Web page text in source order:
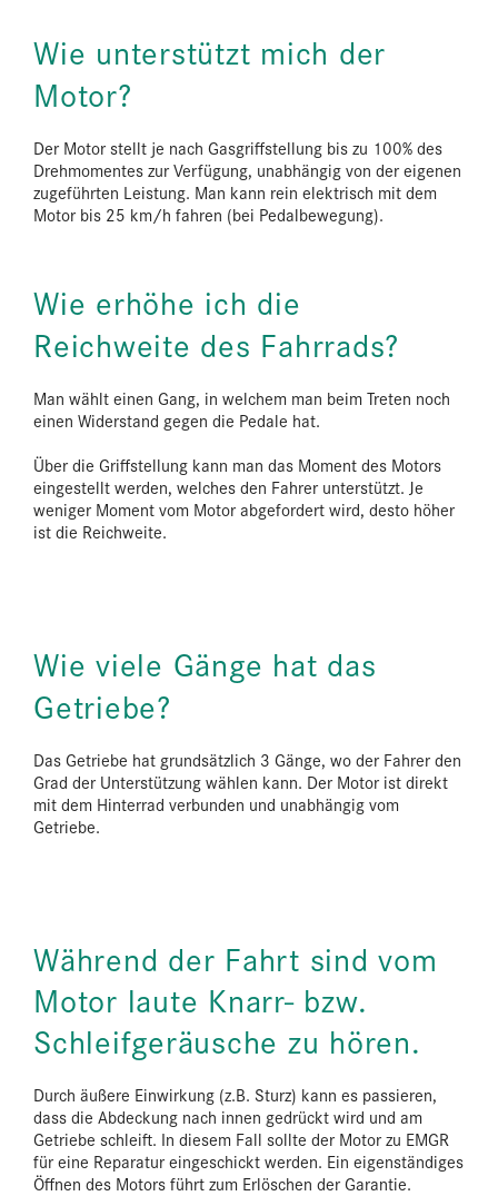
Wie unterstützt mich der
Motor?
Der Motor stellt je nach Gasgriffstellung bis zu 100% des
Drehmomentes zur Verfügung, unabhängig von der eigenen
zugeführten Leistung. Man kann rein elektrisch mit dem
Motor bis 25 km/h fahren (bei Pedalbewegung).
Wie erhöhe ich die
Reichweite des Fahrrads?
Man wählt einen Gang, in welchem man beim Treten noch
einen Widerstand gegen die Pedale hat.
Über die Griffstellung kann man das Moment des Motors
eingestellt werden, welches den Fahrer unterstützt. Je
weniger Moment vom Motor abgefordert wird, desto höher
ist die Reichweite.
Wie viele Gänge hat das
Getriebe?
Das Getriebe hat grundsätzlich 3 Gänge, wo der Fahrer den
Grad der Unterstützung wählen kann. Der Motor ist direkt
mit dem Hinterrad verbunden und unabhängig vom
Getriebe.
Während der Fahrt sind vom
Motor laute Knarr- bzw.
Schleifgeräusche zu hören.
Durch äußere Einwirkung (z.B. Sturz) kann es passieren,
dass die Abdeckung nach innen gedrückt wird und am
Getriebe schleift. In diesem Fall sollte der Motor zu EMGR
für eine Reparatur eingeschickt werden. Ein eigenständiges
Öffnen des Motors führt zum Erlöschen der Garantie.